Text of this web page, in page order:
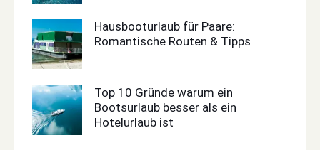
Hausbooturlaub für Paare:
Romantische Routen & Tipps
Top 10 Gründe warum ein
Bootsurlaub besser als ein
Hotelurlaub ist